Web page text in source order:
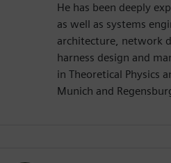
He has been deeply
as well as systems
architecture, network
harness design and
in Theoretical Physics
Munich and